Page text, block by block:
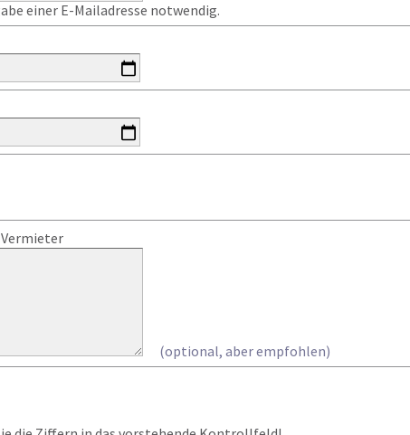
einer E-Mailadresse notwendig.
(optional, aber empfohlen)